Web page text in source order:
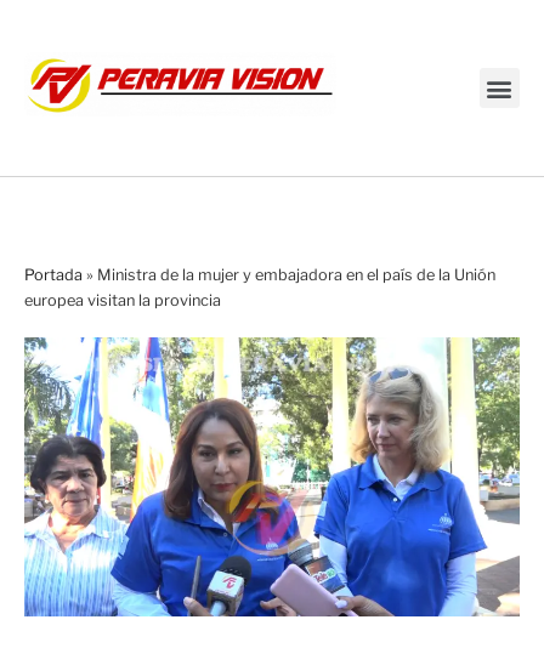
Portada » Ministra de la mujer y embajadora en el país de la Unión
europea visitan la provincia